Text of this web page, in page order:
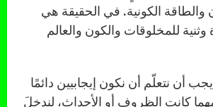
والطاقة الكونية. في الحقيقة هي
للمخلوقات والكون والعالم
أن نتعلّم أن نكون إيجابيين دائمًا
كانت الظروف أو الأحداث، لندخلَ